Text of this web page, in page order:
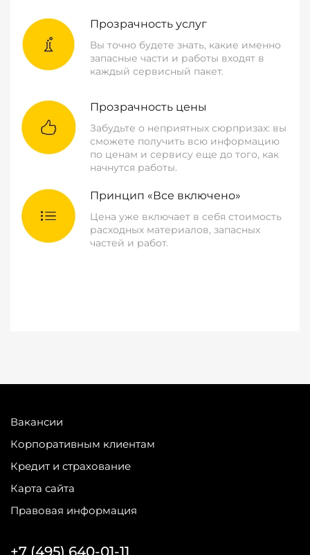
Прозрачность услуг
Вы точно будете знать, какие именно
запасные части и работы входят в
каждый сервисный пакет.
Прозрачность цены
Забудьте о неприятных сюрпризах: вы
сможете получить всю информацию
по ценам и сервису еще до того, как
начнутся работы.
Принцип «Все включено»
Цена уже включает в себя стоимость
расходных материалов, запасных
частей и работ.
Вакансии
Корпоративным клиентам
Кредит и страхование
Карта сайта
Правовая информация
+7 (495) 640-01-11